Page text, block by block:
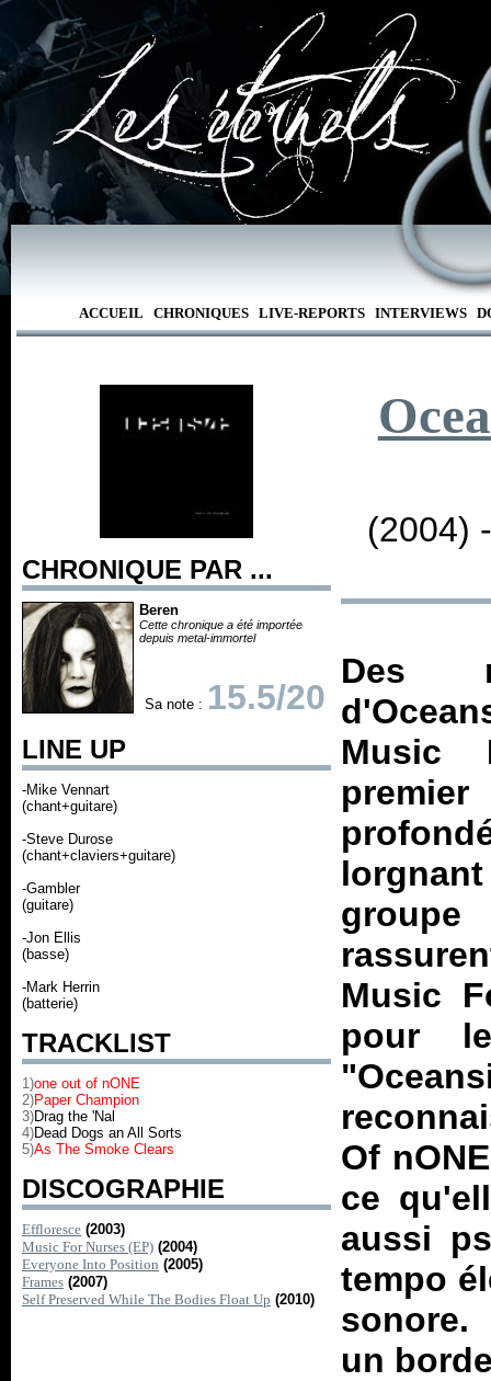
ACCUEIL CHRONIQUES LIVE-REPORTS INTERVIEWS
CHRONIQUE PAR ...
Beren
Cette chronique a été importée
depuis metal-immortel
Sa note : 15.5/20
LINE UP
-Mike Vennart
(chant+guitare)
-Steve Durose
(chant+claviers+guitare)
-Gambler
(guitare)
-Jon Ellis
(basse)
-Mark Herrin
(batterie)
TRACKLIST
1)one out of nONE
2)Paper Champion
3)Drag the 'Nal
4)Dead Dogs an All Sorts
5)As The Smoke Clears
DISCOGRAPHIE
Effloresce (2003)
Music For Nurses (EP) (2004)
Everyone Into Position (2005)
Frames (2007)
Self Preserved While The Bodies Float Up (2010)
(2004)
Des
Music
Music
pour
Of
ce
aussi
tempo
sonore.
un